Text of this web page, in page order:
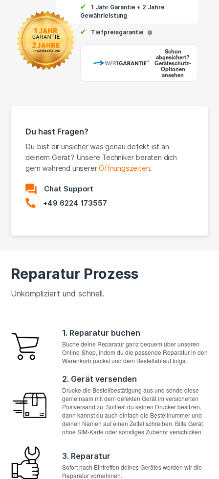
✔
1 Jahr Garantie + 2 Jahre
Gewährleistung
✔ Tiefpreisgarantie i
Schon
abgesichert?
Geräteschutz-
Optionen
ansehen
Du hast Fragen?
Du bist dir unsicher was genau defekt ist an
deinem Gerät? Unsere Techniker beraten dich
gern während unsererÖffnungszeiten.
Chat Support
+49 6224 173557
Reparatur Prozess
Unkompliziert und schnell.
1. Reparatur buchen
Buche deine Reparatur ganz bequem über unseren
Online-Shop, indem du die passende Reparatur in den
Warenkorb packst und dem Bestellablauf folgst.
2. Gerät versenden
Drucke die Bestellbestätigung aus und sende diese
gemeinsam mit dem defekten Gerät im versicherten
Postversand zu. Solltest du keinen Drucker besitzen,
dann kannst du auch einfach die Bestellnummer und
deinen Namen auf einen Zettel schreiben. Bitte Gerät
ohne SIM-Karte oder sonstiges Zubehör verschicken.
3. Reparatur
Sofort nach Eintreffen deines Gerätes werden wir die
Reparatur vornehmen.